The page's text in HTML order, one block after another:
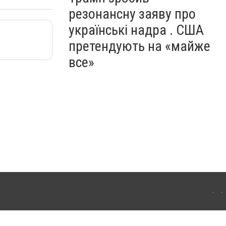
резонансну заяву про
українські надра . США
претендують на «майже
все»